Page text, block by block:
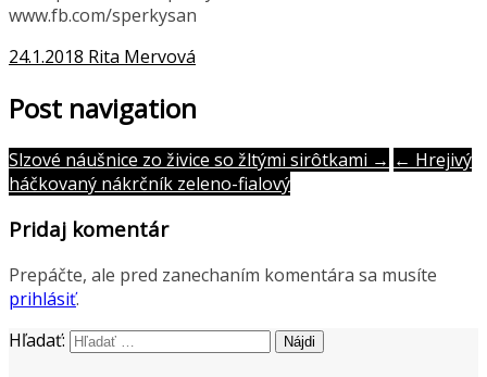
www.fb.com/sperkysan
24.1.2018 Rita Mervová
Post navigation
Slzové náušnice zo živice so žltými sirôtkami → ← Hrejivý
háčkovaný nákrčník zeleno-fialový
Pridaj komentár
Prepáčte, ale pred zanechaním komentára sa musíte
prihlásiť.
Hľadať: